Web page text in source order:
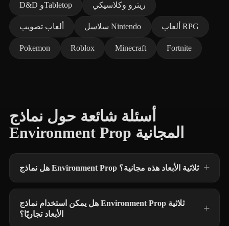
D&D وTabletop ريترو وكلاسيكي
ألعاب تصويب سلاسل Nintendo ألعاب RPG
Pokemon Roblox Minecraft Fortnite
أسئلة شائعة حول نماذج
Environment Prop المجانية
هل نماذج Environment Prop ثلاثية الأبعاد هذه مجانية؟
هل يمكن استخدام نماذج Environment Prop ثلاثية
الأبعاد تجاريًا؟